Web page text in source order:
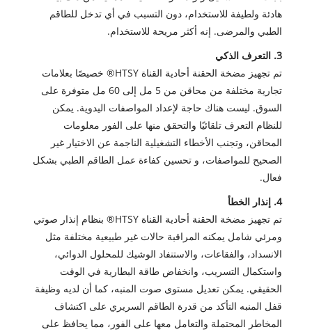
هادئة ولطيفة للاستخدام، دون التسبب في أي تدخل للطاقم
الطبي والمرضى. إنه أكثر مريحة للاستخدام.
3. التعرف الذكي
تم تجهيز مضخة الحقنة أحادية القناة HTSY® خصيصًا بعلامات
تجارية مختلفة من محاقن من 5 مل إلى 60 مل متوفرة على
السوق. ليست هناك حاجة لإعداد المواصفات اليدوية. يمكن
للنظام التعرف تلقائيًا والتحقق منها على الفور معلومات
المحاقن، وتجنب الأخطاء التشغيلية الناجمة عن الاختيار غير
الصحيح للمواصفات، و تحسين كفاءة عمل الطاقم الطبي بشكل
فعال.
4. إنذار الخطأ
تم تجهيز مضخة الحقنة أحادية القناة HTSY® بنظام إنذار صوتي
ومرئي شامل يمكنه المراقبة حالات غير طبيعية مختلفة مثل
الانسداد، والفقاعات، والاستنفاد الوشيك للمحلول الدوائي،
واستكمال التسريب، وانخفاض طاقة البطارية في الوقت
الحقيقي. يمكن تعديل مستوى صوت المنبه، كما أن لديه وظيفة
قفل المنبه التأكد من قدرة الطاقم السريري على اكتشاف
المخاطر المحتملة والتعامل معها على الفور، مما يحافظ على